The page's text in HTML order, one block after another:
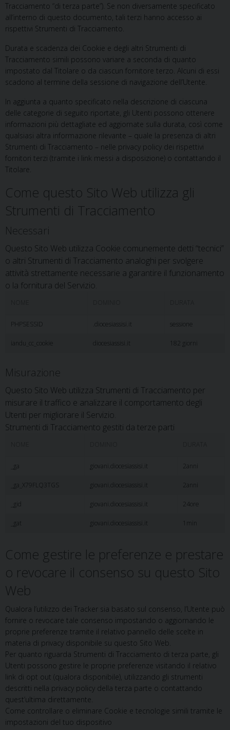
Tracciamento “di terza parte”). Se non diversamente specificato
all’interno di questo documento, tali terzi hanno accesso ai
rispettivi Strumenti di Tracciamento.
Durata e scadenza dei Cookie e degli altri Strumenti di
Tracciamento simili possono variare a seconda di quanto
impostato dal Titolare o da ciascun fornitore terzo. Alcuni di essi
scadono al termine della sessione di navigazione dell’Utente.
In aggiunta a quanto specificato nella descrizione di ciascuna
delle categorie di seguito riportate, gli Utenti possono ottenere
informazioni più dettagliate ed aggiornate sulla durata, così come
qualsiasi altra informazione rilevante – quale la presenza di altri
Strumenti di Tracciamento – nelle privacy policy dei rispettivi
fornitori terzi (tramite i link messi a disposizione) o contattando il
Titolare.
Come questo Sito Web utilizza gli
Strumenti di Tracciamento
Necessari
Questo Sito Web utilizza Cookie comunemente detti “tecnici”
o altri Strumenti di Tracciamento analoghi per svolgere
attività strettamente necessarie a garantire il funzionamento
o la fornitura del Servizio.
PHPSESSID .diocesiassisi.it sessione
iandu_cc_cookie diocesiassisi.it 182 giorni
Misurazione
Questo Sito Web utilizza Strumenti di Tracciamento per
misurare il traffico e analizzare il comportamento degli
Utenti per migliorare il Servizio.
Strumenti di Tracciamento gestiti da terze parti
_ga giovani.diocesiassisi.it 2anni
_ga_X79FLQ3TGS giovani.diocesiassisi.it 2anni
_gid giovani.diocesiassisi.it 24ore
_gat giovani.diocesiassisi.it 1min
Come gestire le preferenze e prestare
o revocare il consenso su questo Sito
Web
Qualora l’utilizzo dei Tracker sia basato sul consenso, l’Utente può
fornire o revocare tale consenso impostando o aggiornando le
proprie preferenze tramite il relativo pannello delle scelte in
materia di privacy disponibile su questo Sito Web.
Per quanto riguarda Strumenti di Tracciamento di terza parte, gli
Utenti possono gestire le proprie preferenze visitando il relativo
link di opt out (qualora disponibile), utilizzando gli strumenti
descritti nella privacy policy della terza parte o contattando
quest’ultima direttamente.
Come controllare o eliminare Cookie e tecnologie simili tramite le
impostazioni del tuo dispositivo